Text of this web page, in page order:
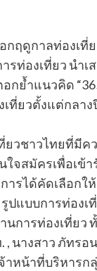
กฤดูกาลท่องเที่
ท่องเที่ยว นำเ
กย้ำแนวคิด
ที่ยวตั้งแต่กลาง
ยวชาวไทยที่มีค
ใจสมัครเพื่อเข้
ารได้คัดเลือกใ
ปแบบการท่องเ
การท่องเที่ยว ทั้
, นางสาว ภัทรอ
าหน้าที่บริหารก